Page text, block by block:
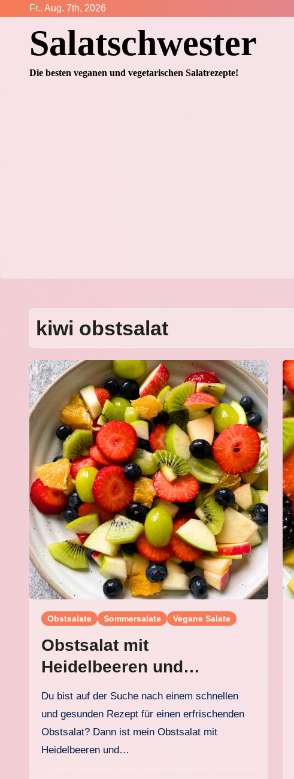
springen
Fr.. Aug. 7th, 2026
Salatschwester
Die besten veganen und vegetarischen Salatrezepte!
kiwi obstsalat
Obstsalate Sommersalate Vegane Salate
Obstsalat mit
Heidelbeeren und
Limettensaft
Du bist auf der Suche nach einem schnellen
und gesunden Rezept für einen erfrischenden
Obstsalat? Dann ist mein Obstsalat mit
Heidelbeeren und…